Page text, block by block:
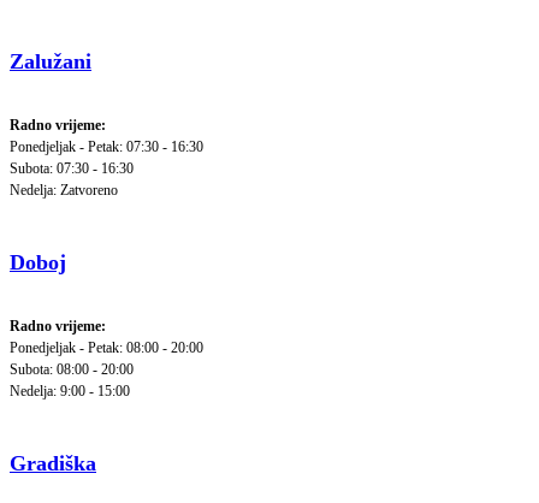
Zalužani
Radno vrijeme:
Ponedjeljak - Petak: 07:30 - 16:30
Subota: 07:30 - 16:30
Nedelja: Zatvoreno
Doboj
Radno vrijeme:
Ponedjeljak - Petak: 08:00 - 20:00
Subota: 08:00 - 20:00
Nedelja: 9:00 - 15:00
Gradiška